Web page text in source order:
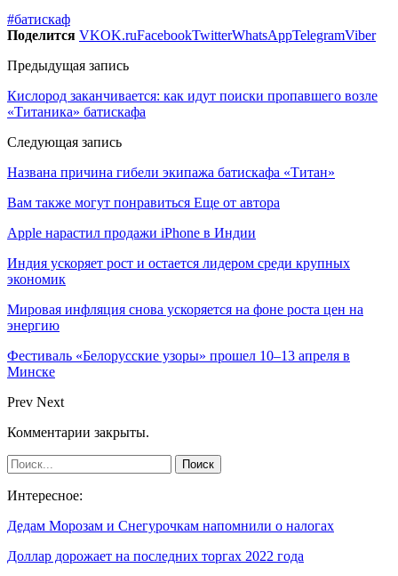
#батискаф
Поделится VKOK.ruFacebookTwitterWhatsAppTelegramViber
Предыдущая запись
Кислород заканчивается: как идут поиски пропавшего возле
«Титаника» батискафа
Следующая запись
Названа причина гибели экипажа батискафа «Титан»
Вам также могут понравиться Еще от автора
Apple нарастил продажи iPhone в Индии
Индия ускоряет рост и остается лидером среди крупных
экономик
Мировая инфляция снова ускоряется на фоне роста цен на
энергию
Фестиваль «Белорусские узоры» прошел 10–13 апреля в
Минске
Prev Next
Комментарии закрыты.
Интересное:
Дедам Морозам и Снегурочкам напомнили о налогах
Доллар дорожает на последних торгах 2022 года